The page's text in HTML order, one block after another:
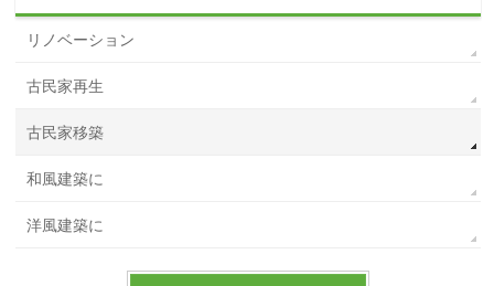
リノベーション
古民家再生
古民家移築
和風建築に
洋風建築に